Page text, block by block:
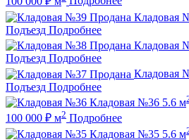
Продана Кладовая
Подъезд Подробнее
Продана Кладовая
Подъезд Подробнее
Продана Кладовая
Подъезд Подробнее
Кладовая №36 5.6 м
100 000 ₽ м2 Подробнее
Кладовая №35 5.6 м